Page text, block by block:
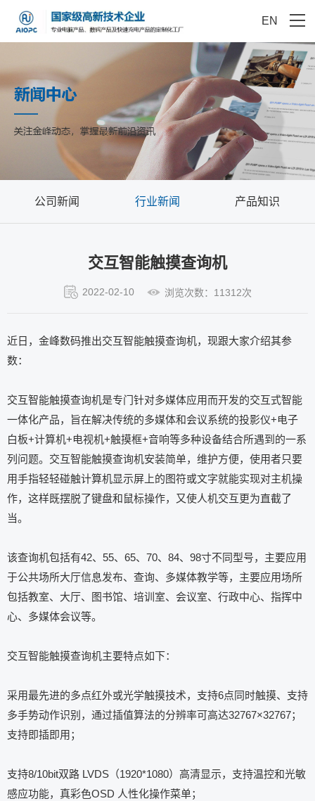
EN
公司新闻 行业新闻 产品知识
交互智能触摸查询机
2022-02-10 浏览次数：11312次
近日，金峰数码推出交互智能触摸查询机，现跟大家介绍其参
数：
交互智能触摸查询机是专门针对多媒体应用而开发的交互式智能
一体化产品，旨在解决传统的多媒体和会议系统的投影仪+电子
白板+计算机+电视机+触摸框+音响等多种设备结合所遇到的一系
列问题。交互智能触摸查询机安装简单，维护方便，使用者只要
用手指轻轻碰触计算机显示屏上的图符或文字就能实现对主机操
作，这样既摆脱了键盘和鼠标操作，又使人机交互更为直截了
当。
该查询机包括有42、55、65、70、84、98寸不同型号，主要应用
于公共场所大厅信息发布、查询、多媒体教学等，主要应用场所
包括教室、大厅、图书馆、培训室、会议室、行政中心、指挥中
心、多媒体会议等。
交互智能触摸查询机主要特点如下：
采用最先进的多点红外或光学触摸技术，支持6点同时触摸、支持
多手势动作识别，通过插值算法的分辨率可高达32767×32767；
支持即插即用；
支持8/10bit双路 LVDS（1920*1080）高清显示，支持温控和光敏
感应功能，真彩色OSD 人性化操作菜单；